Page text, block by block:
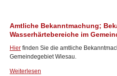
Amtliche Bekanntmachung;
Wasserhärtebereiche im
Hier finden Sie die amtliche
Gemeindegebiet Wiesau.
Weiterlesen